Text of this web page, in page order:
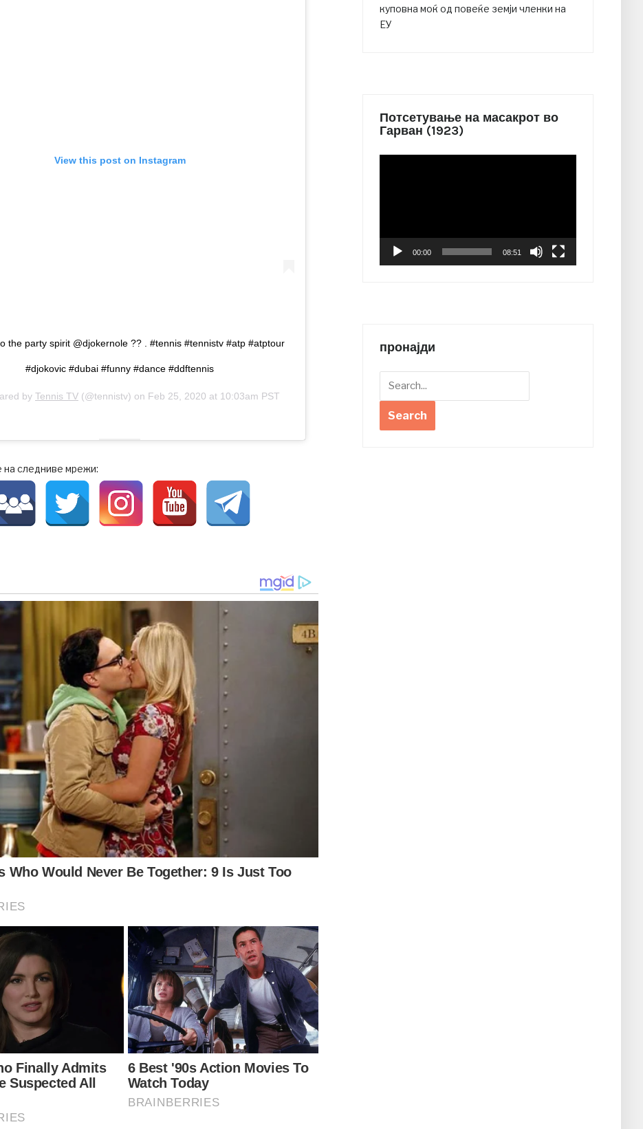
View this post on Instagram
the party spirit @djokernole ?? . #tennis #tennistv #atp #atptour
#djokovic #dubai #funny #dance #ddftennis
by Tennis TV (@tennistv) on Feb 25, 2020 at 10:03am PST
на следниве мрежи:
куповна моќ од повеќе земји членки на
ЕУ
Потсетување на масакрот во
Гарван (1923)
00:00 08:51
пронајди